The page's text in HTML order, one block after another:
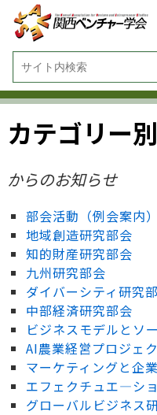
カテゴリー
からのお知らせ
部会活動（例会案内
地域創造研究部会
知的財産研究部会
九州研究部会
ダイバーシティ研究
中部経済研究部会
ビジネスモデルとソ
AI農業経営プロジェ
マーケティングと企
エフェクチュエ―シ
グローバルビジネス